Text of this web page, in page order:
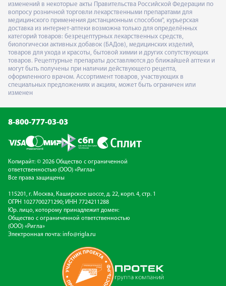
изменений в некоторые акты Правительства Российской Федерации по
вопросу розничной торговли лекарственными препаратами для
медицинского применения дистанционным способом", курьерская
доставка из интернет-аптеки возможна только для определённых
категорий товаров: безрецептурных лекарственных средств,
биологически активных добавок (БАДов), медицинских изделий,
товаров для ухода и красоты, бытовой химии и других сопутствующих
товаров. Рецептурные препараты доставляются до ближайшей аптеки и
могут быть получены при наличии действующего рецепта,
оформленного врачом. Ассортимент товаров, участвующих в
специальных предложениях и акциях, может быть ограничен или
изменен
8-800-777-03-03
Копирайт: © 2026 Общество с ограниченной
ответственностью (ООО) «Ригла»
Все права защищены
115201, г. Москва, Каширское шоссе, д. 22, корп. 4, стр. 1
ОГРН 1027700271290; ИНН 7724211288
Юр. лицо, которому принадлежит домен:
Общество с ограниченной ответственностью
(ООО) «Ригла»
Электронная почта: info@rigla.ru